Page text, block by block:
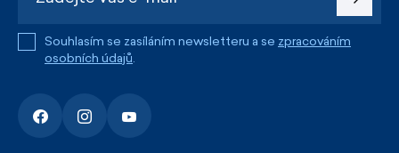
Souhlasím se zasíláním newsletteru a se zpracováním
osobních údajů.